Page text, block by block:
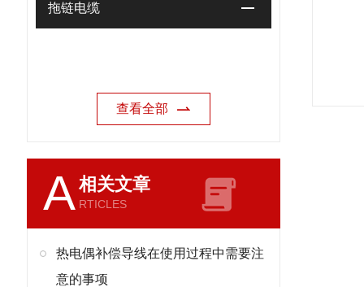
拖链电缆
查看全部
A相关文章
RTICLES
热电偶补偿导线在使用过程中需要注
意的事项